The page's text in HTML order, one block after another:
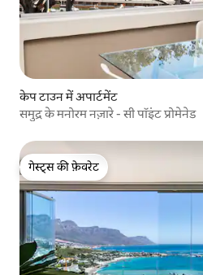
केप टाउन में अपार्टमेंट
समुद्र के मनोरम नज़ारे - सी पॉइंट प्रोमेनेड
गेस्ट्स की फ़ेवरेट
गेस्ट्स की फ़ेवरेट